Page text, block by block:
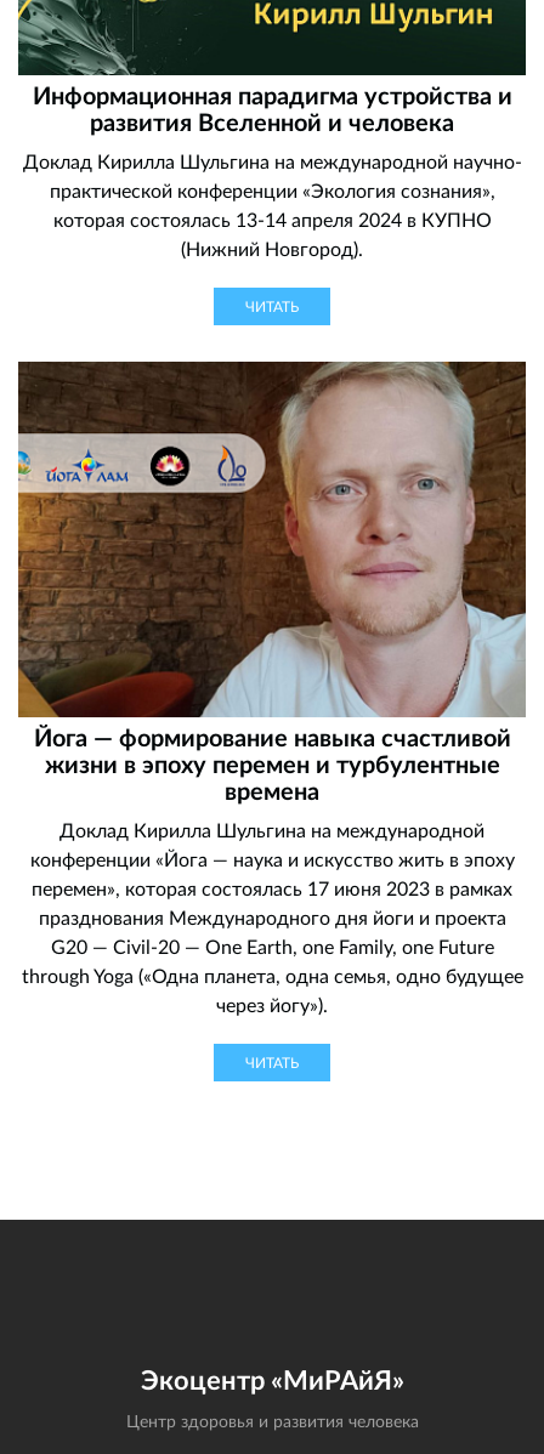
Информационная парадигма устройства и
развития Вселенной и человека
Доклад Кирилла Шульгина на международной научно-
практической конференции «Экология сознания»,
которая состоялась 13-14 апреля 2024 в КУПНО
(Нижний Новгород).
ЧИТАТЬ
Йога — формирование навыка счастливой
жизни в эпоху перемен и турбулентные
времена
Доклад Кирилла Шульгина на международной
конференции «Йога — наука и искусство жить в эпоху
перемен», которая состоялась 17 июня 2023 в рамках
празднования Международного дня йоги и проекта
G20 — Civil-20 — One Earth, one Family, one Future
through Yoga («Одна планета, одна семья, одно будущее
через йогу»).
ЧИТАТЬ
Экоцентр «МиРАйЯ»
Центр здоровья и развития человека